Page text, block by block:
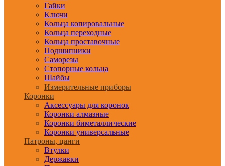
Гайки
Ключи
Кольца копировальные
Кольца переходные
Кольца проставочные
Подшипники
Саморезы
Стопорные кольца
Шайбы
Измерительные приборы
Коронки
Аксессуары для коронок
Коронки алмазные
Коронки биметаллические
Коронки универсальные
Патроны, цанги
Втулки
Державки